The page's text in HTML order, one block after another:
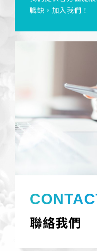
職缺，加入我們！
聯絡我們